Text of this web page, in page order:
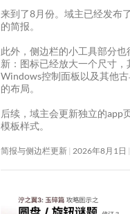
来到了8月份。域主已经发布
的简报。
此外，侧边栏的小工具部分也
新：图标已经放大一个尺寸，
Windows控制面板以及其他
的布局。
后续，域主会更新独立的app
模板样式。
简报与侧边栏更新 2026年8月1日